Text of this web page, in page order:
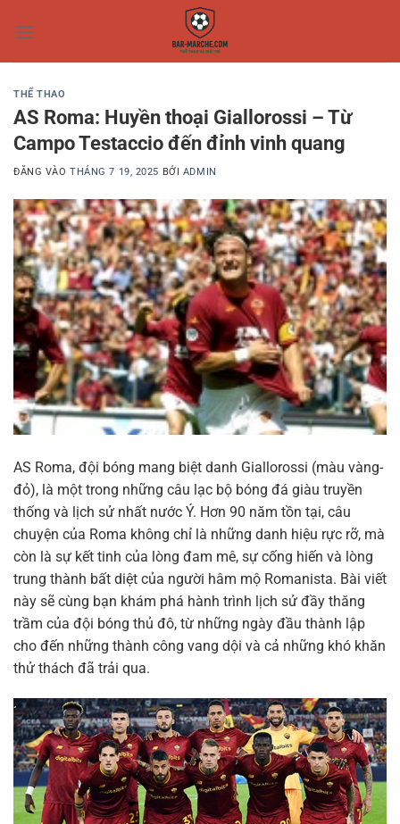
qua
THỂ THAO
AS Roma: Huyền thoại Giallorossi – Từ
Campo Testaccio đến đỉnh vinh quang
ĐĂNG VÀOTHÁNG 7 19, 2025 BỞI ADMIN
AS Roma, đội bóng mang biệt danh Giallorossi (màu vàng-
đỏ), là một trong những câu lạc bộ bóng đá giàu truyền
thống và lịch sử nhất nước Ý. Hơn 90 năm tồn tại, câu
chuyện của Roma không chỉ là những danh hiệu rực rỡ, mà
còn là sự kết tinh của lòng đam mê, sự cống hiến và lòng
trung thành bất diệt của người hâm mộ Romanista. Bài viết
này sẽ cùng bạn khám phá hành trình lịch sử đầy thăng
trầm của đội bóng thủ đô, từ những ngày đầu thành lập
cho đến những thành công vang dội và cả những khó khăn
thử thách đã trải qua.